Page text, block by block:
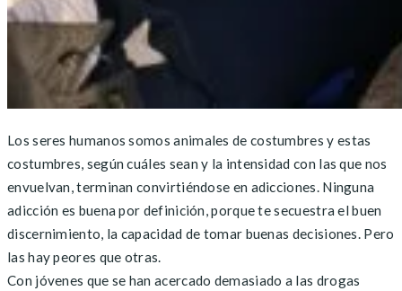
Los seres humanos somos animales de costumbres y estas
costumbres, según cuáles sean y la intensidad con las que nos
envuelvan, terminan convirtiéndose en adicciones. Ninguna
adicción es buena por definición, porque te secuestra el buen
discernimiento, la capacidad de tomar buenas decisiones. Pero
las hay peores que otras.
Con jóvenes que se han acercado demasiado a las drogas